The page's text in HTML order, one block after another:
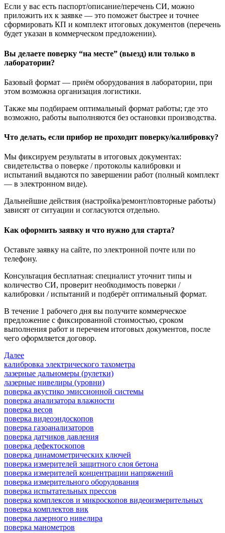
Если у вас есть паспорт/описание/перечень СИ, можно
приложить их к заявке — это поможет быстрее и точнее
сформировать КП и комплект итоговых документов (перечень
будет указан в коммерческом предложении).
Вы делаете поверку “на месте” (выезд) или только в
лаборатории?
Базовый формат — приём оборудования в лаборатории, при
этом возможна организация логистики.
Также мы подбираем оптимальный формат работы; где это
возможно, работы выполняются без остановки производства.
Что делать, если прибор не проходит поверку/калибровку?
Мы фиксируем результаты в итоговых документах:
свидетельства о поверке / протоколы калибровки и
испытаний выдаются по завершении работ (полный комплект
— в электронном виде).
Дальнейшие действия (настройка/ремонт/повторные работы)
зависят от ситуации и согласуются отдельно.
Как оформить заявку и что нужно для старта?
Оставьте заявку на сайте, по электронной почте или по
телефону.
Консультация бесплатная: специалист уточнит типы и
количество СИ, проверит необходимость поверки /
калибровки / испытаний и подберёт оптимальный формат.
В течение 1 рабочего дня вы получите коммерческое
предложение с фиксированной стоимостью, сроком
выполнения работ и перечнем итоговых документов, после
чего оформляется договор.
Далее
калибровка электрического тахометра
лазерные дальномеры (рулетки)
лазерные нивелиры (уровни)
поверка акустико эмиссионной системы
поверка анализатора влажности
поверка весов
поверка видеоэндоскопов
поверка газоанализаторов
поверка датчиков давления
поверка дефектоскопов
поверка динамометрических ключей
поверка измерителей защитного слоя бетона
поверка измерителей концентрации напряжений
поверка измерительного оборудования
поверка испытательных прессов
поверка комплексов и микроскопов видеоизмерительных
поверка комплектов вик
поверка лазерного нивелира
поверка манометров